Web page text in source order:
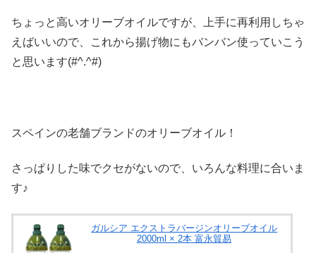
ちょっと高いオリーブオイルですが、上手に再利用しちゃ
えばいいので、これから揚げ物にもバンバン使っていこう
と思います(#^.^#)
スペインの老舗ブランドのオリーブオイル！
さっぱりした味でクセがないので、いろんな料理に合いま
す♪
ガルシア エクストラバージンオリーブオイル
2000ml × 2本 富永貿易